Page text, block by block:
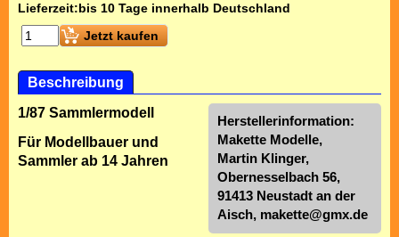
Lieferzeit:bis 10 Tage innerhalb Deutschland
Jetzt kaufen
Beschreibung
Herstellerinformation:
Makette Modelle,
Martin Klinger,
Obernesselbach 56,
91413 Neustadt an der
Aisch, makette@gmx.de
1/87 Sammlermodell
Für Modellbauer und
Sammler ab 14 Jahren